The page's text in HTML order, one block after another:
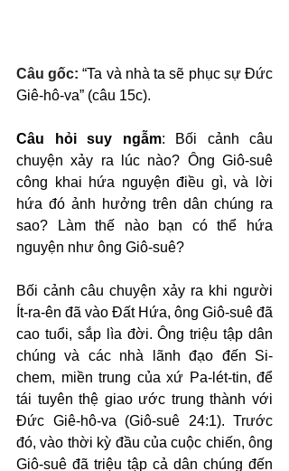
Câu gốc: “Ta và nhà ta sẽ phục sự Đức
Giê-hô-va” (câu 15c).
Câu hỏi suy ngẫm: Bối cảnh câu
chuyện xảy ra lúc nào? Ông Giô-suê
công khai hứa nguyện điều gì, và lời
hứa đó ảnh hưởng trên dân chúng ra
sao? Làm thế nào bạn có thể hứa
nguyện như ông Giô-suê?
Bối cảnh câu chuyện xảy ra khi người
Ít-ra-ên đã vào Đất Hứa, ông Giô-suê đã
cao tuổi, sắp lìa đời. Ông triệu tập dân
chúng và các nhà lãnh đạo đến Si-
chem, miền trung của xứ Pa-lét-tin, để
tái tuyên thệ giao ước trung thành với
Đức Giê-hô-va (Giô-suê 24:1). Trước
đó, vào thời kỳ đầu của cuộc chiến, ông
Giô-suê đã triệu tập cả dân chúng đến